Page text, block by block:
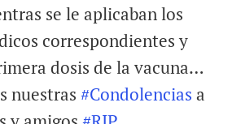
se le aplicaban los
correspondientes y
dosis de la vacuna…
nuestras #Condolencias a